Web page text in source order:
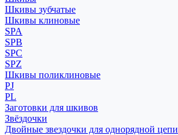
Шкивы зубчатые
Шкивы клиновые
SPA
SPB
SPC
SPZ
Шкивы поликлиновые
PJ
PL
Заготовки для шкивов
Звёздочки
Двойные звездочки для однорядной цепи